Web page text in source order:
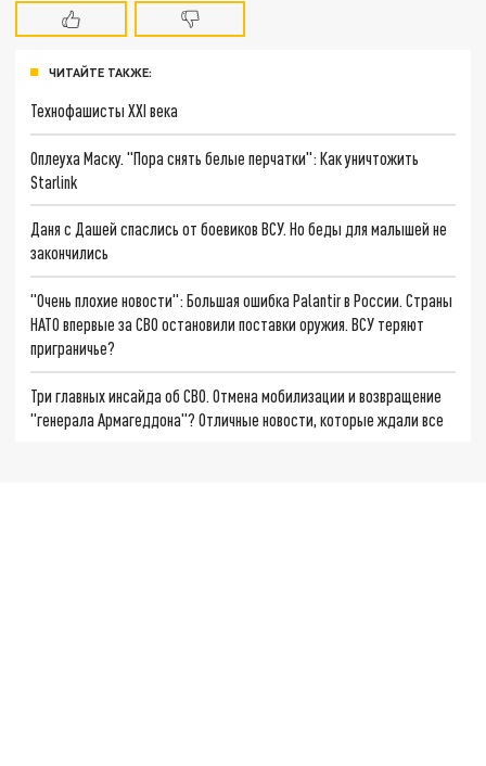
ЧИТАЙТЕ ТАКЖЕ:
Технофашисты XXI века
Оплеуха Маску. "Пора снять белые перчатки": Как уничтожить
Starlink
Даня с Дашей спаслись от боевиков ВСУ. Но беды для малышей не
закончились
"Очень плохие новости": Большая ошибка Palantir в России. Страны
НАТО впервые за СВО остановили поставки оружия. ВСУ теряют
приграничье?
Три главных инсайда об СВО. Отмена мобилизации и возвращение
"генерала Армагеддона"? Отличные новости, которые ждали все